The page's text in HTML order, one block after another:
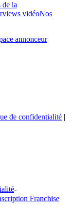
de la
vidéoNos
annonceur
de confidentialité |
-
Franchise